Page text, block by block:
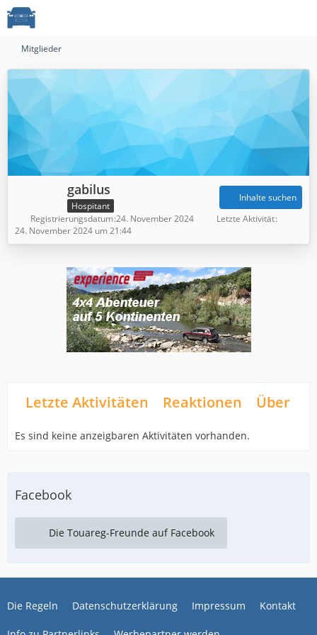
Mitglieder
gabilus
Hospitant
Inhalte suchen
Registrierungsdatum 24. November 2024
Letzte Aktivität
24. November 2024 um 21:44
Letzte Aktivitäten Reaktionen Über
Es sind keine anzeigbaren Aktivitäten vorhanden.
Facebook
Die Touareg-Freunde auf Facebook
Die Regeln Datenschutzerklärung Impressum Kontakt